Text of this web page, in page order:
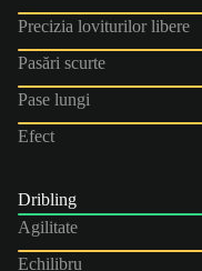
Precizia loviturilor libere
Pasări scurte
Pase lungi
Efect
Dribling
Agilitate
Echilibru